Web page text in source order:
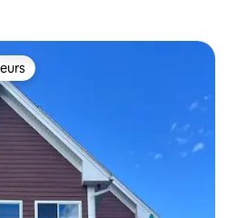
les plus appréciés